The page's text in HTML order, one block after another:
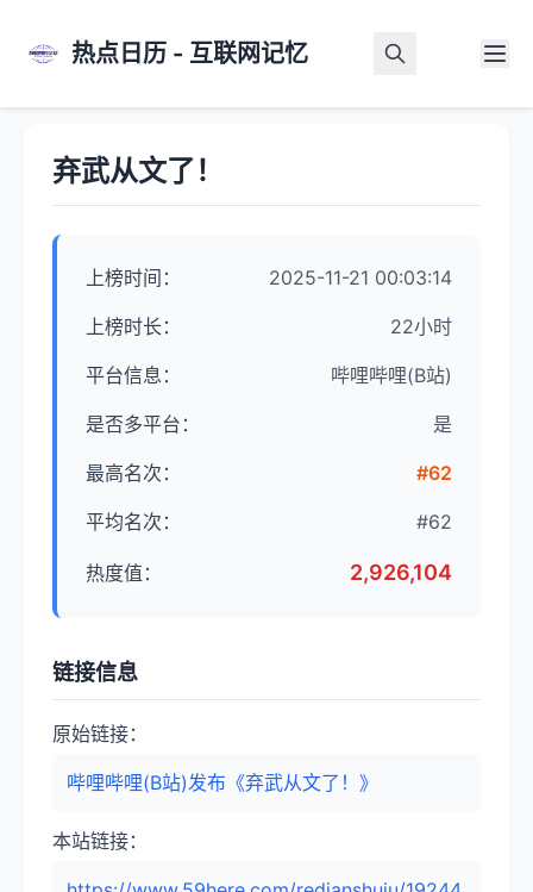
热点日历 - 互联网记忆
弃武从文了！
上榜时间： 2025-11-21 00:03:14
上榜时长： 22小时
平台信息： 哔哩哔哩(B站)
是否多平台： 是
最高名次： #62
平均名次： #62
热度值： 2,926,104
链接信息
原始链接：
哔哩哔哩(B站)发布《弃武从文了！》
本站链接：